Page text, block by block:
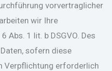
vorvertraglicher
wir Ihre
Abs. 1 lit. b DSGVO. Des
sofern diese
Verpflichtung erforderlich